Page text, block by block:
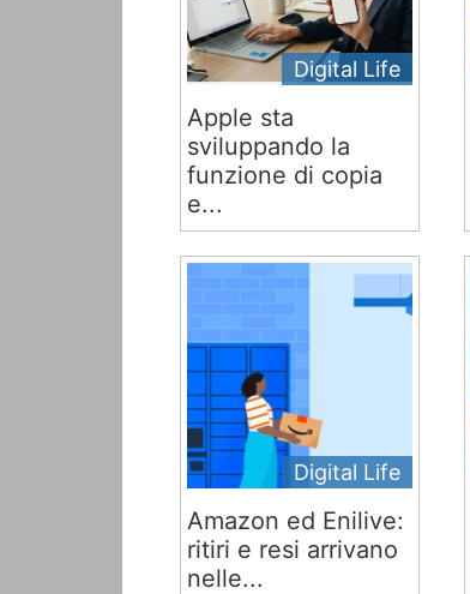
Digital Life
Apple sta
sviluppando la
funzione di copia
e...
Digital Life
Amazon ed Enilive:
ritiri e resi arrivano
nelle...